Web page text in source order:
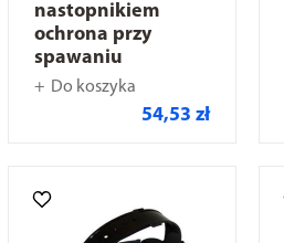
nastopnikiem
ochrona przy
spawaniu
Do koszyka
54,53 zł